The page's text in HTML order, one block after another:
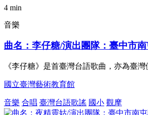
4 min
音樂
曲名：李仔糖/演出團隊：臺中市
《李仔糖》是首臺灣台語歌曲，亦為
國立臺灣藝術教育館
音樂 合唱 臺灣台語歌謠 國小 觀摩